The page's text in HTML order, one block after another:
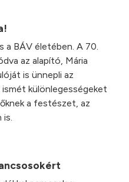
a BÁV életében. A 70.
az alapító, Mária
is ünnepli az
ismét különlegességeket
a festészet, az
is.